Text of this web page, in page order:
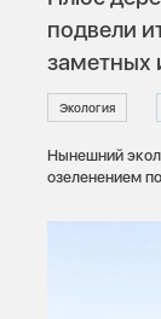
подвели
заметных
Экология
Нынешний
озеленением